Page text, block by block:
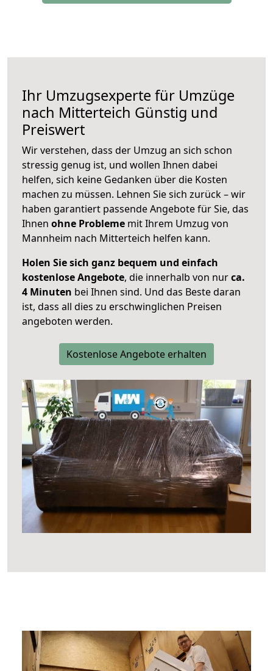
Ihr Umzugsexperte für Umzüge
nach Mitterteich Günstig und
Preiswert
Wir verstehen, dass der Umzug an sich schon
stressig genug ist, und wollen Ihnen dabei
helfen, sich keine Gedanken über die Kosten
machen zu müssen. Lehnen Sie sich zurück – wir
haben garantiert passende Angebote für Sie, das
Ihnen ohne Probleme mit Ihrem Umzug von
Mannheim nach Mitterteich helfen kann.
Holen Sie sich ganz bequem und einfach
kostenlose Angebote, die innerhalb von nurca.
4 Minuten bei Ihnen sind. Und das Beste daran
ist, dass all dies zu erschwinglichen Preisen
angeboten werden.
Kostenlose Angebote erhalten